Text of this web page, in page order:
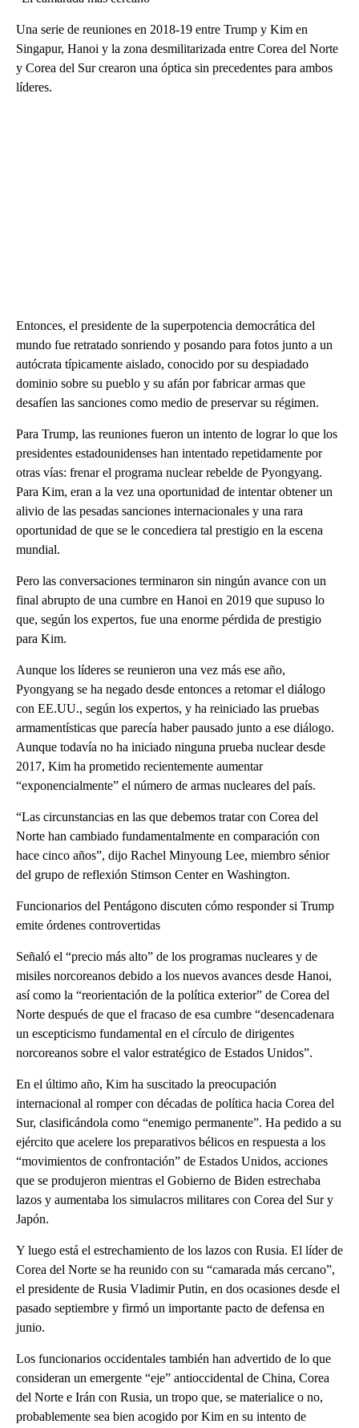
Una serie de reuniones en 2018-19 entre Trump y Kim en
Singapur, Hanoi y la zona desmilitarizada entre Corea del Norte
y Corea del Sur crearon una óptica sin precedentes para ambos
líderes.
Entonces, el presidente de la superpotencia democrática del
mundo fue retratado sonriendo y posando para fotos junto a un
autócrata típicamente aislado, conocido por su despiadado
dominio sobre su pueblo y su afán por fabricar armas que
desafíen las sanciones como medio de preservar su régimen.
Para Trump, las reuniones fueron un intento de lograr lo que los
presidentes estadounidenses han intentado repetidamente por
otras vías: frenar el programa nuclear rebelde de Pyongyang.
Para Kim, eran a la vez una oportunidad de intentar obtener un
alivio de las pesadas sanciones internacionales y una rara
oportunidad de que se le concediera tal prestigio en la escena
mundial.
Pero las conversaciones terminaron sin ningún avance con un
final abrupto de una cumbre en Hanoi en 2019 que supuso lo
que, según los expertos, fue una enorme pérdida de prestigio
para Kim.
Aunque los líderes se reunieron una vez más ese año,
Pyongyang se ha negado desde entonces a retomar el diálogo
con EE.UU., según los expertos, y ha reiniciado las pruebas
armamentísticas que parecía haber pausado junto a ese diálogo.
Aunque todavía no ha iniciado ninguna prueba nuclear desde
2017, Kim ha prometido recientemente aumentar
“exponencialmente” el número de armas nucleares del país.
“Las circunstancias en las que debemos tratar con Corea del
Norte han cambiado fundamentalmente en comparación con
hace cinco años”, dijo Rachel Minyoung Lee, miembro sénior
del grupo de reflexión Stimson Center en Washington.
Funcionarios del Pentágono discuten cómo responder si Trump
emite órdenes controvertidas
Señaló el “precio más alto” de los programas nucleares y de
misiles norcoreanos debido a los nuevos avances desde Hanoi,
así como la “reorientación de la política exterior” de Corea del
Norte después de que el fracaso de esa cumbre “desencadenara
un escepticismo fundamental en el círculo de dirigentes
norcoreanos sobre el valor estratégico de Estados Unidos”.
En el último año, Kim ha suscitado la preocupación
internacional al romper con décadas de política hacia Corea del
Sur, clasificándola como “enemigo permanente”. Ha pedido a su
ejército que acelere los preparativos bélicos en respuesta a los
“movimientos de confrontación” de Estados Unidos, acciones
que se produjeron mientras el Gobierno de Biden estrechaba
lazos y aumentaba los simulacros militares con Corea del Sur y
Japón.
Y luego está el estrechamiento de los lazos con Rusia. El líder de
Corea del Norte se ha reunido con su “camarada más cercano”,
el presidente de Rusia Vladimir Putin, en dos ocasiones desde el
pasado septiembre y firmó un importante pacto de defensa en
junio.
Los funcionarios occidentales también han advertido de lo que
consideran un emergente “eje” antioccidental de China, Corea
del Norte e Irán con Rusia, un tropo que, se materialice o no,
probablemente sea bien acogido por Kim en su intento de